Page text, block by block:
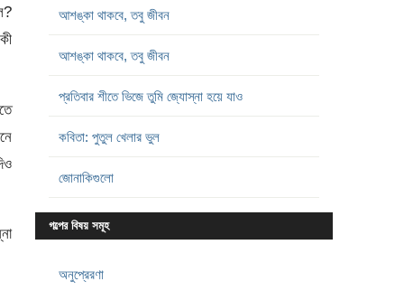
আশঙ্কা থাকবে, তবু জীবন
আশঙ্কা থাকবে, তবু জীবন
প্রতিবার শীতে ভিজে তুমি জ্যোস্না হয়ে যাও
কবিতা: পুতুল খেলার ভুল
জোনাকিগুলো
গল্পের বিষয় সমূহ
অনুপ্রেরণা